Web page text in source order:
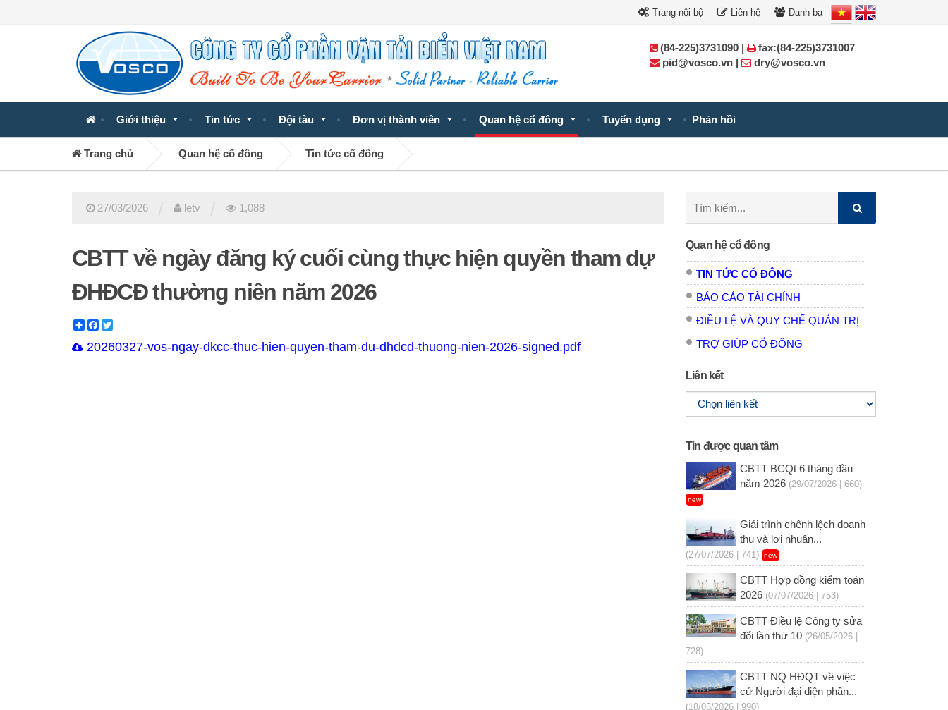
Trang nội bộ Liên hệ Danh bạ
Giới thiệu Tin tức Đội tàu Đơn vị thành viên Quan hệ cổ đông Tuyển dụng Phản hồi
(84-225)3731090 |
fax:(84-225)3731007
pid@vosco.vn |
dry@vosco.vn
Trang chủ Quan hệ cổ đông Tin tức cổ đông
27/03/2026 letv 1,088
CBTT về ngày đăng ký cuối cùng thực hiện quyền tham dự
ĐHĐCĐ thường niên năm 2026
ShareFacebook
20260327-vos-ngay-dkcc-thuc-hien-quyen-tham-du-dhdcd-thuong-nien-2026-signed.pdf
kiếm:
Quan hệ cổ đông
TIN TỨC CỔ ĐÔNG
BÁO CÁO TÀI CHÍNH
ĐIỀU LỆ VÀ QUY CHẾ QUẢN TRỊ
TRỢ GIÚP CỔ ĐÔNG
Liên kết
Tin được quan tâm
CBTT BCQt 6 tháng đầu
năm 2026 (29/07/2026 | 660)
new
Giải trình chênh lệch doanh
thu và lợi nhuận...
(27/07/2026 | 741) new
CBTT Hợp đồng kiểm toán
2026 (07/07/2026 | 753)
CBTT Điều lệ Công ty sửa
đổi lần thứ 10 (26/05/2026 |
728)
CBTT NQ HĐQT về việc
cử Người đại diện phần...
(18/05/2026 | 990)